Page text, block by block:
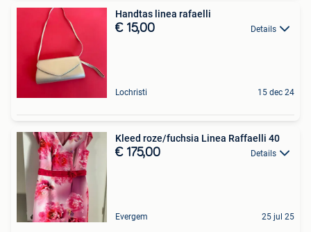
Handtas linea rafaelli
€ 15,00 Details
Lochristi 15 dec 24
Kleed roze/fuchsia Linea Raffaelli 40
€ 175,00 Details
Evergem 25 jul 25